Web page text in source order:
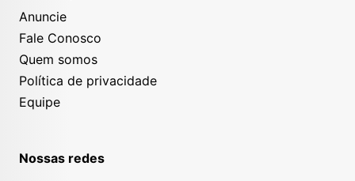
Anuncie
Fale Conosco
Quem somos
Política de privacidade
Equipe
Nossas redes